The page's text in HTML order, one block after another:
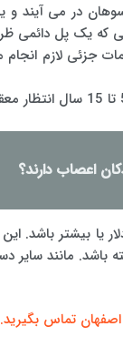
سوهان در می
که یک پل دائمی
جزئی لازم
اعصاب دارند؟
های پل می تواند از 500 دلار به
هر دندان هزینه داشته
اصفهان تماس بگیرید.